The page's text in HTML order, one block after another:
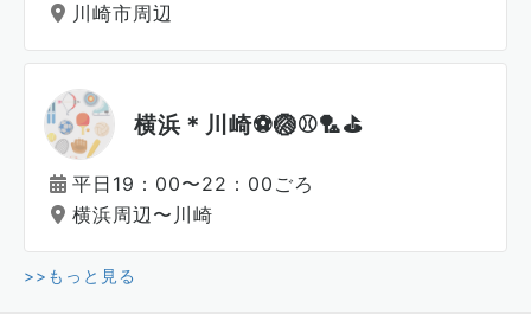
川崎市周辺
横浜＊川崎⚽️🏐⚾️🏸⛳️
平日19：00〜22：00ごろ
横浜周辺〜川崎
>>もっと見る